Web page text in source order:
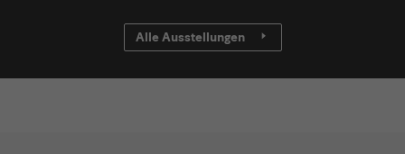
Alle Ausstellungen